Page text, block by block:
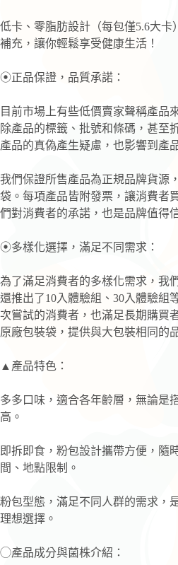
低卡、零脂肪設計（每包僅5.6大卡
補充，讓你輕鬆享受健康生活！
⦿正品保證，品質承諾：
目前市場上有些低價賣家聲稱產品
除產品的標籤、批號和條碼，甚至
產品的真偽產生疑慮，也影響到產
我們保證所售產品為正規品牌貨源
袋。每項產品皆附發票，讓消費者
們對消費者的承諾，也是品牌值得
⦿多樣化選擇，滿足不同需求：
為了滿足消費者的多樣化需求，我
還推出了10入體驗組、30入體驗組
次嘗試的消費者，也滿足長期購買
原廠包裝袋，提供與大包裝相同的
▲產品特色：
多多口味，適合各年齡層，無論是
高。
即拆即食，粉包設計攜帶方便，隨
間、地點限制。
粉包型態，滿足不同人群的需求，
理想選擇。
◯產品成分與菌株介紹：